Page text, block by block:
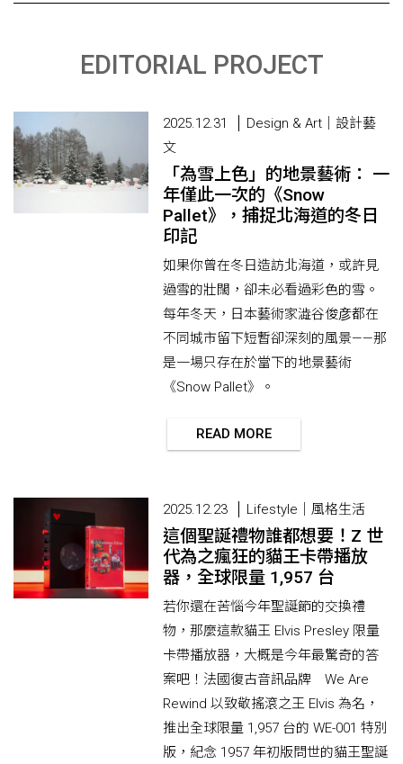
EDITORIAL PROJECT
2025.12.31
Design & Art｜設計藝
文
「為雪上色」的地景藝術： 一
年僅此一次的《Snow
Pallet》，捕捉北海道的冬日
印記
如果你曾在冬日造訪北海道，或許見
過雪的壯闊，卻未必看過彩色的雪。
每年冬天，日本藝術家澁谷俊彦都在
不同城市留下短暫卻深刻的風景——那
是一場只存在於當下的地景藝術
《Snow Pallet》。
READ MORE
2025.12.23 Lifestyle｜風格生活
這個聖誕禮物誰都想要！Z 世
代為之瘋狂的貓王卡帶播放
器，全球限量 1,957 台
若你還在苦惱今年聖誕節的交換禮
物，那麼這款貓王 Elvis Presley 限量
卡帶播放器，大概是今年最驚奇的答
案吧！法國復古音訊品牌 We Are
Rewind 以致敬搖滾之王 Elvis 為名，
推出全球限量 1,957 台的 WE-001 特別
版，紀念 1957 年初版問世的貓王聖誕